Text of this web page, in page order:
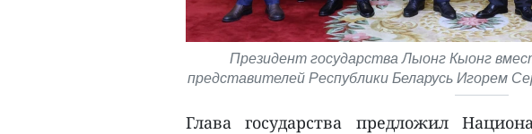
Президент государства Лыонг Кыонг
представителей Республики Беларусь Игорем
Глава государства предложил